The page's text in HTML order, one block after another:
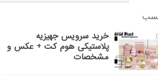
خرید سرویس جهیزیه
پلاستیکی هوم کت + عکس و
مشخصات